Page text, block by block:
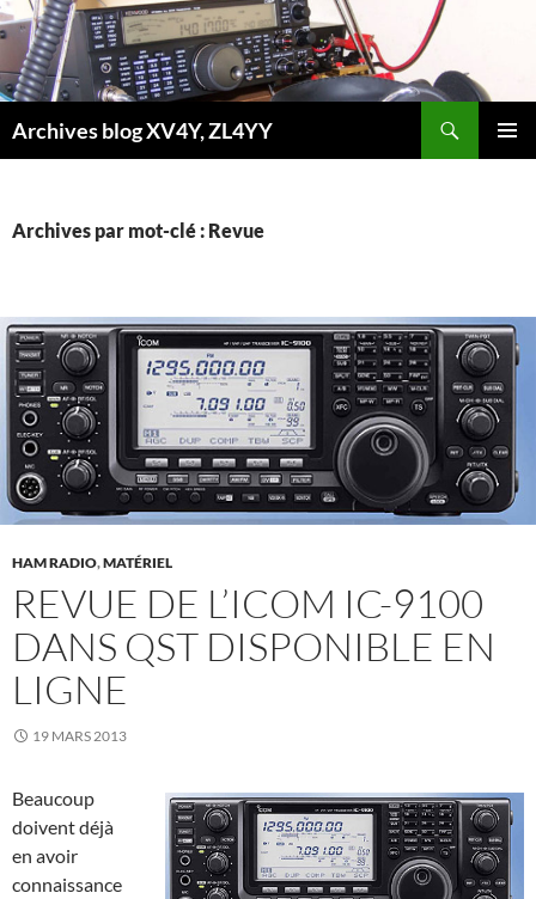
Aller
au
contenu
Archives blog XV4Y, ZL4YY
Archives par mot-clé : Revue
HAM RADIO,MATÉRIEL
REVUE DE L’ICOM IC-9100
DANS QST DISPONIBLE EN
LIGNE
19 MARS 2013
Beaucoup
doivent déjà
en avoir
connaissance